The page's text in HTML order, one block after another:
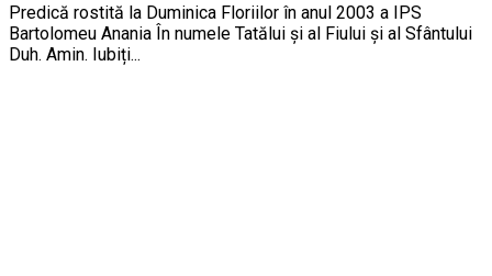
Predică rostită la Duminica Floriilor în anul 2003 a IPS
Bartolomeu Anania În numele Tatălui și al Fiului și al Sfântului
Duh. Amin. Iubiți...